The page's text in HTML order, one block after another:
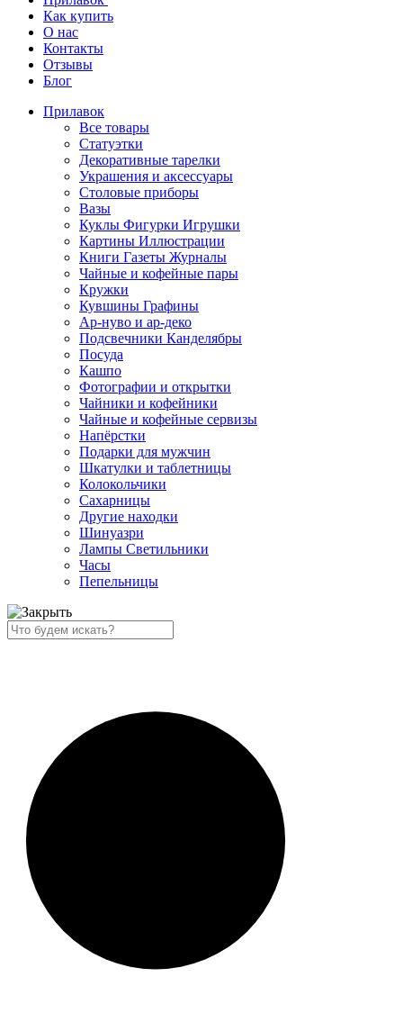
Как купить
О нас
Контакты
Отзывы
Блог
Прилавок
Все товары
Статуэтки
Декоративные тарелки
Украшения и аксессуары
Столовые приборы
Вазы
Куклы Фигурки Игрушки
Картины Иллюстрации
Книги Газеты Журналы
Чайные и кофейные пары
Кружки
Кувшины Графины
Ар-нуво и ар-деко
Подсвечники Канделябры
Посуда
Кашпо
Фотографии и открытки
Чайники и кофейники
Чайные и кофейные сервизы
Напёрстки
Подарки для мужчин
Шкатулки и таблетницы
Колокольчики
Сахарницы
Другие находки
Шинуазри
Лампы Светильники
Часы
Пепельницы